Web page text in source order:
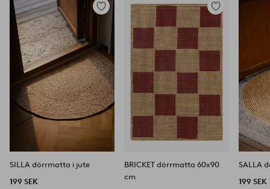
Lägg
favoriter
SILLA dörrmatta i jute
199 SEK
Lägg
till
i
favoriter
BRICKET dörrmatta 60x90
cm
SALLA
199 SEK